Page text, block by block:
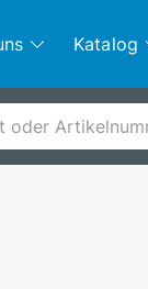
Katalog